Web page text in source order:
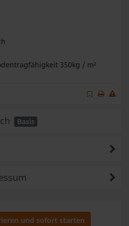
350kg / m²
Basis
und sofort starten